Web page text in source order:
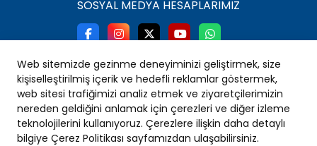
Web sitemizde gezinme deneyiminizi geliştirmek, size
kişiselleştirilmiş içerik ve hedefli reklamlar göstermek,
web sitesi trafiğimizi analiz etmek ve ziyaretçilerimizin
nereden geldiğini anlamak için çerezleri ve diğer izleme
teknolojilerini kullanıyoruz. Çerezlere ilişkin daha detaylı
bilgiye Çerez Politikası sayfamızdan ulaşabilirsiniz.
SOSYAL MEDYA HESAPLARIMIZ